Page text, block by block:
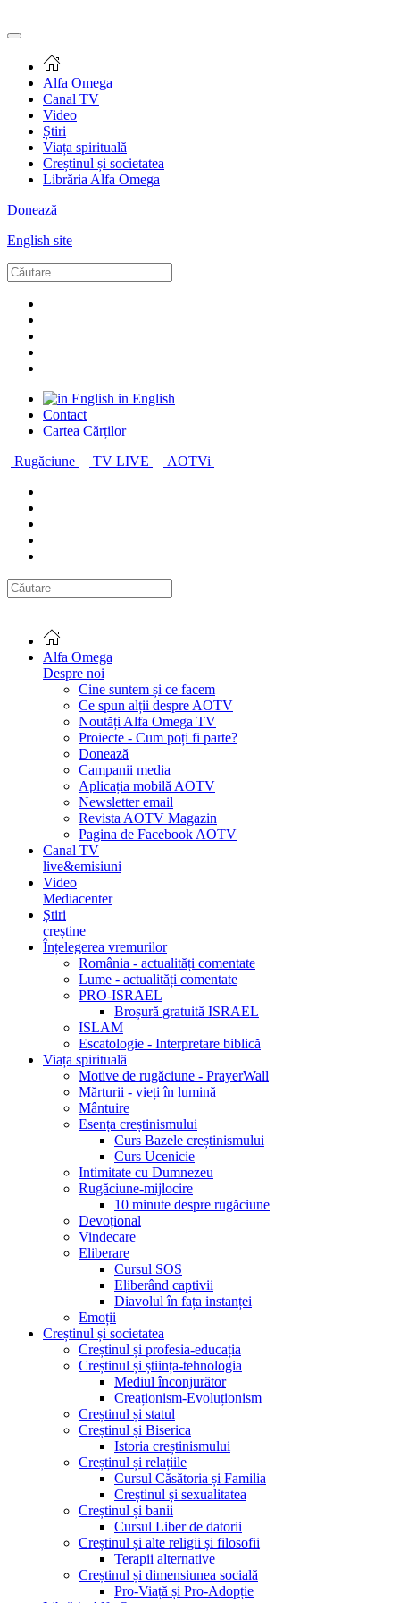
Alfa Omega
Canal TV
Video
Știri
Viața spirituală
Creștinul și societatea
Librăria Alfa Omega
Donează
English site
in English
Contact
Cartea Cărților
Rugăciune
TV LIVE AOTVi
Alfa Omega
Despre noi
Cine suntem și ce facem
Ce spun alții despre AOTV
Noutăți Alfa Omega TV
Proiecte - Cum poți fi parte?
Donează
Campanii media
Aplicația mobilă AOTV
Newsletter email
Revista AOTV Magazin
Pagina de Facebook AOTV
Canal TV
live&emisiuni
Video
Mediacenter
Știri
creștine
Înțelegerea vremurilor
România - actualități comentate
Lume - actualități comentate
PRO-ISRAEL
Broșură gratuită ISRAEL
ISLAM
Escatologie - Interpretare biblică
Viața spirituală
Motive de rugăciune - PrayerWall
Mărturii - vieți în lumină
Mântuire
Esența creștinismului
Curs Bazele creștinismului
Curs Ucenicie
Intimitate cu Dumnezeu
Rugăciune-mijlocire
10 minute despre rugăciune
Devoțional
Vindecare
Eliberare
Cursul SOS
Eliberând captivii
Diavolul în fața instanței
Emoții
Creștinul și societatea
Creștinul și profesia-educația
Creștinul și știința-tehnologia
Mediul înconjurător
Creaționism-Evoluționism
Creștinul și statul
Creștinul și Biserica
Istoria creștinismului
Creștinul și relațiile
Cursul Căsătoria și Familia
Creștinul și sexualitatea
Creștinul și banii
Cursul Liber de datorii
Creștinul și alte religii și filosofii
Terapii alternative
Creștinul și dimensiunea socială
Pro-Viață și Pro-Adopție